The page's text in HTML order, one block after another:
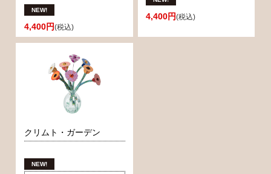
4,400円(税込)
4,400円(税込)
クリムト・ガーデン